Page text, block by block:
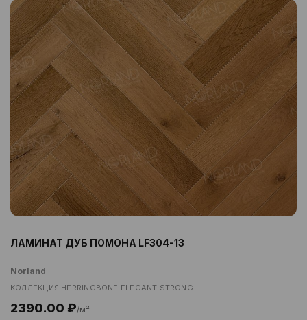
ЛАМИНАТ ДУБ ПОМОНА LF304-13
Norland
КОЛЛЕКЦИЯ HERRINGBONE ELEGANT STRONG
2390.00 ₽/м²